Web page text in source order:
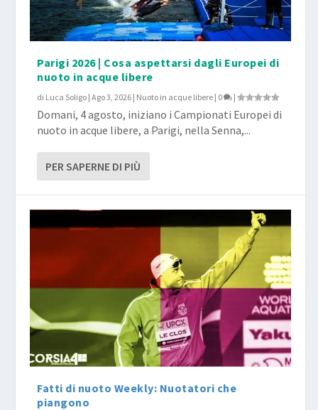
Parigi 2026 | Cosa aspettarsi dagli Europei di
nuoto in acque libere
di Luca Soligo |Ago 3, 2026 | Nuoto in acque libere | 0 |
Domani, 4 agosto, iniziano i Campionati Europei di
nuoto in acque libere, a Parigi, nella Senna,...
PER SAPERNE DI PIÙ
Fatti di nuoto Weekly: Nuotatori che
piangono